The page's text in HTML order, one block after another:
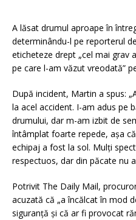
A lăsat drumul aproape în
determinându-l pe reporterul
eticheteze drept „cel mai grav
pe care l-am văzut vreodată”
După incident, Martin a spus:
la acel accident. I-am adus pe
drumului, dar m-am izbit de
întâmplat foarte repede, așa
echipaj a fost la sol. Mulți
respectuos, dar din păcate nu
Potrivit The Daily Mail,
acuzată că „a încălcat în mod
siguranță și că ar fi provocat